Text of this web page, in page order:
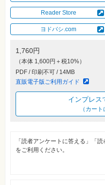
Club
Impress
ロ
ー
ト
シ
⼀
集
Reader Store
ヨドバシ.com
1,760円
（本体 1,600円＋税10%）
PDF / 印刷不可 / 14MB
直販電子版ご利用ガイド
インプレス
（カー
「読者アンケートに答える」「
をご利用ください。